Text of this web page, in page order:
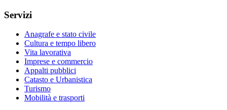
Servizi
Anagrafe e stato civile
Cultura e tempo libero
Vita lavorativa
Imprese e commercio
Appalti pubblici
Catasto e Urbanistica
Turismo
Mobilità e trasporti